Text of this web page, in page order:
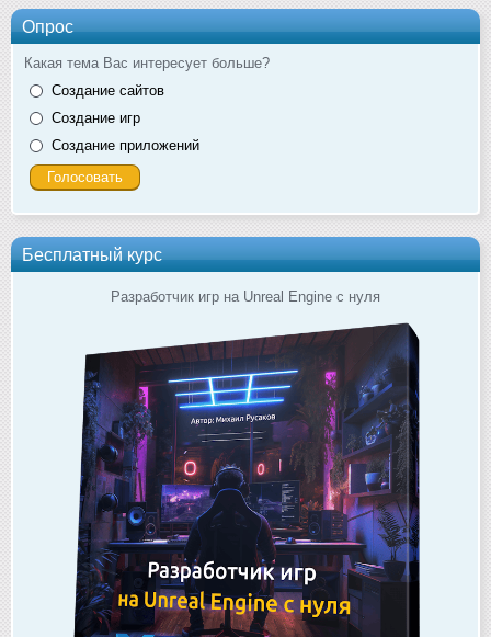
Опрос
Какая тема Вас интересует больше?
Создание сайтов
Создание игр
Создание приложений
Бесплатный курс
Разработчик игр на Unreal Engine с нуля